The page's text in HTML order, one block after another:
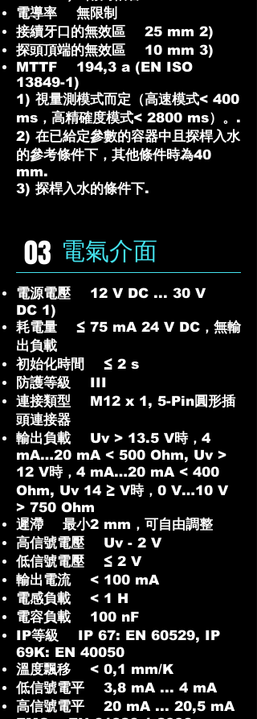
電導率 無限制
接續牙口的無效區 25 mm 2)
探頭頂端的無效區 10 mm 3)
MTTF 194,3 a (EN ISO
13849-1)
1) 視量測模式而定（高速模式< 400
ms，高精確度模式< 2800 ms）。.
2) 在已給定參數的容器中且探桿入水
的參考條件下，其他條件時為40
mm.
3) 探桿入水的條件下.
03 電氣介面
電源電壓 12 V DC ... 30 V
DC 1)
耗電量 ≤ 75 mA 24 V DC，無輸
出負載
初始化時間 ≤ 2 s
防護等級 III
連接類型 M12 x 1, 5-Pin圓形插
頭連接器
輸出負載 Uv > 13.5 V時，4
mA…20 mA < 500 Ohm, Uv >
12 V時，4 mA…20 mA < 400
Ohm, Uv 14 ≥ V時，0 V…10 V
> 750 Ohm
遲滯 最小2 mm，可自由調整
高信號電壓 Uv - 2 V
低信號電壓 ≤ 2 V
輸出電流 < 100 mA
電感負載 < 1 H
電容負載 100 nF
IP等級 IP 67: EN 60529, IP
69K: EN 40050
溫度飄移 < 0,1 mm/K
低信號電平 3,8 mA ... 4 mA
高信號電平 20 mA ... 20,5 mA